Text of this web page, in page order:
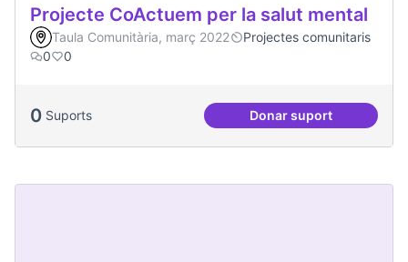
Projecte CoActuem per la salut mental
Taula Comunitària, març 2022
Projectes comunitaris
0
0
0 Suports Donar suport
Projecte